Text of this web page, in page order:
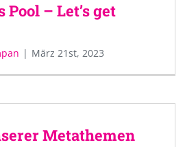
– Let’s get
| März 21st, 2023
Metathemen